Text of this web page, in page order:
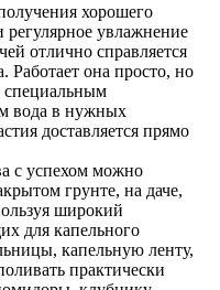
хорошего
увлажнение
отлично справляется
Работает она просто, но
специальным
вода в нужных
доставляется прямо
с успехом можно
грунте, на даче,
широкий
для капельного
капельную ленту,
практически